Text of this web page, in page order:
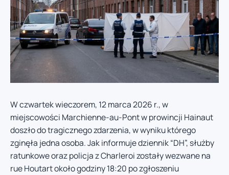
W czwartek wieczorem, 12 marca 2026 r., w
miejscowości Marchienne-au-Pont w prowincji Hainaut
doszło do tragicznego zdarzenia, w wyniku którego
zginęła jedna osoba. Jak informuje dziennik “DH”, służby
ratunkowe oraz policja z Charleroi zostały wezwane na
rue Houtart około godziny 18:20 po zgłoszeniu